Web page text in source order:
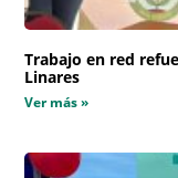
Trabajo en red
Linares
Ver más »